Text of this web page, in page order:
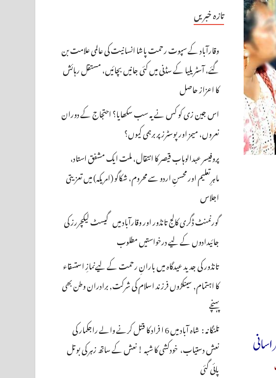
تازہ خبریں
وقارآباد کے سپوت رحمت پاشا انسانیت کی عالمی علامت بن
گئے، آسٹریلیا کے سڈنی میں کئی جانیں بچائیں، مستقل رہائش
کا اعزاز حاصل
اس جین زی کو کس نے یہ سب سکھایا؟ احتجاج کے دوران
نعروں، میمز اور پوسٹرز پر برہمی کیوں؟
پروفیسر عبدالوہاب قیصر کا انتقال، ملت ایک مشفق استاد،
ماہرِتعلیم اور محسنِ اردو سے محروم، شکاگو (امریکہ) میں تعزیتی
اجلاس
گورنمنٹ ڈگری کالج تانڈور اور وقارآباد میں گیسٹ لیکچررز کی
جائیدادوں کے لیے درخواستیں مطلوب
تانڈور کی جدید عیدگاہ میں بارانِ رحمت کے لیےنمازِ استسقاء
کا اہتمام, سینکڑوں فرزند اسلام کی شرکت, برادران وطن بھی
پہنچے
تلنگانہ : شاہ آباد میں 6 ا فراد کا قتل کرنے والے راجکمار کی
نعش دستیاب، خودکشی کا شبہ ! نعش کے ساتھ زہر کی بوتل
پائی گئی